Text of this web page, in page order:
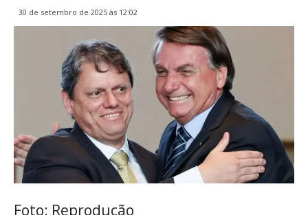
30 de setembro de 2025 às 12:02
Foto: Reprodução